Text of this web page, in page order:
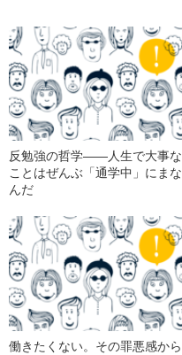
反勉強の哲学――人生で大事な
ことはぜんぶ「通学中」にまな
んだ
働きたくない。その罪悪感から